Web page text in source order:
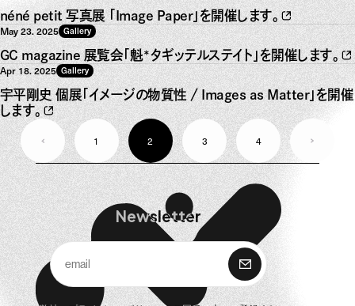
néné petit 写真展 「Image Paper」を開催します。
May 23. 2025 Gallery
GC magazine 展覧会「魁*タギッテルステイト」を開催します。
Apr 18. 2025 Gallery
宇平剛史 個展「イメージの物質性 / Images as Matter」を開催
します。
1 2 3 4
Newsletter
購 読